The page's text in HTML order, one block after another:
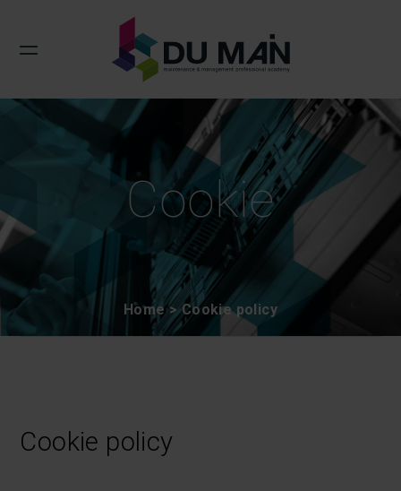
Cookie
Home Cookie policy
Cookie policy